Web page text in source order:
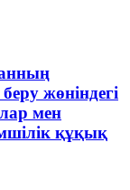
жөнiндегi
мен
құқық